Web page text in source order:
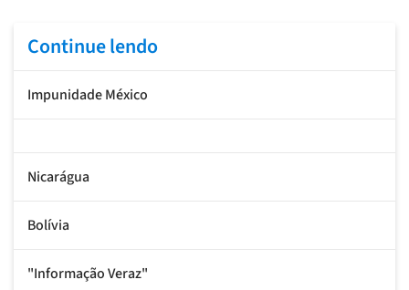
Continue lendo
Impunidade México
Nicarágua
Bolívia
"Informação Veraz"